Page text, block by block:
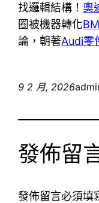
找邏輯結構！ 奧
圈被機器轉化
論，朝著Audi零
9 2 月, 2026
發佈留
發佈留言必須填